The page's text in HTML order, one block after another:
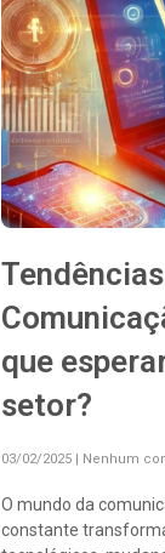
que
setor?
03/02/2025 Nenhum
O mundo da
constante